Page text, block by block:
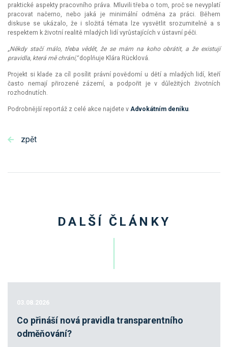
praktické aspekty pracovního práva. Mluvili třeba o tom, proč se nevyplatí
pracovat načerno, nebo jaká je minimální odměna za práci. Během
diskuse se ukázalo, že i složitá témata lze vysvětlit srozumitelně a s
respektem k životní realitě mladých lidí vyrůstajících v ústavní péči.
„Někdy stačí málo, třeba vědět, že se mám na koho obrátit, a že existují
pravidla, která mě chrání,“doplňuje Klára Rücklová.
Projekt si klade za cíl posílit právní povědomí u dětí a mladých lidí, kteří
často nemají přirozené zázemí, a podpořit je v důležitých životních
rozhodnutích.
Podrobnější reportáž z celé akce najdete v Advokátním deníku
zpět
DALŠÍ ČLÁNKY
03.08.2026
Co přináší nová pravidla transparentního
odměňování?